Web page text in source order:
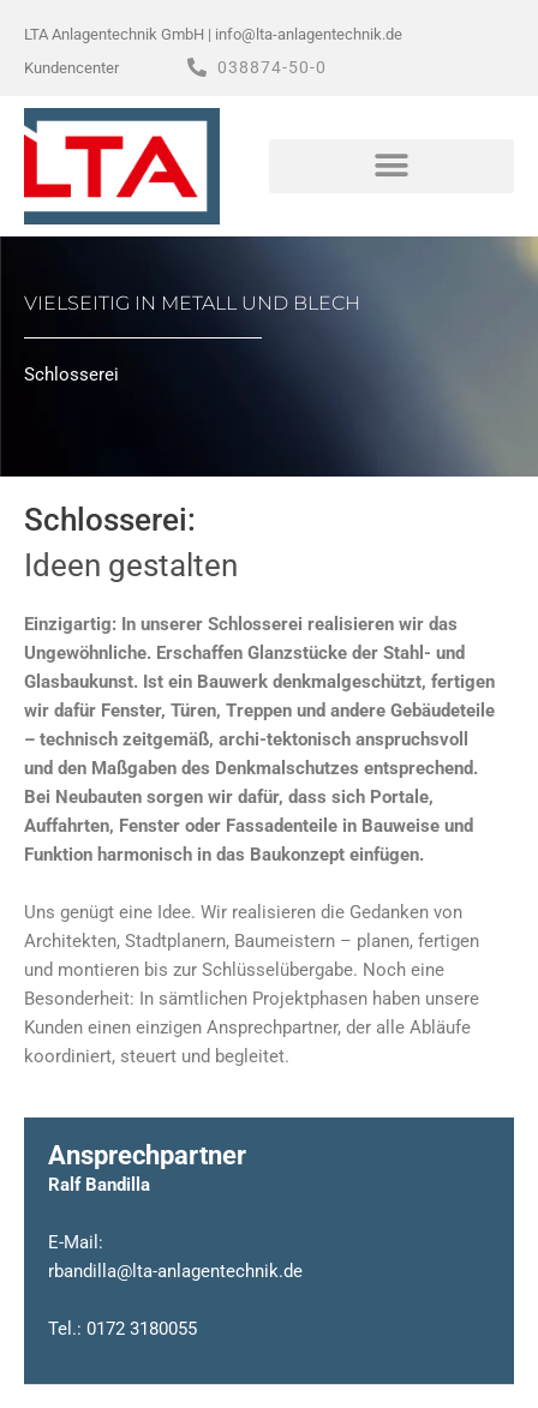
Inhalt
springen
LTA Anlagentechnik GmbH | info@lta-anlagentechnik.de
Kundencenter
038874-50-0
VIELSEITIG IN METALL UND BLECH
Schlosserei
Schlosserei:
Ideen gestalten
Einzigartig: In unserer Schlosserei realisieren wir das
Ungewöhnliche. Erschaffen Glanzstücke der Stahl- und
Glasbaukunst. Ist ein Bauwerk denkmalgeschützt, fertigen
wir dafür Fenster, Türen, Treppen und andere Gebäudeteile
– technisch zeitgemäß, archi-tektonisch anspruchsvoll
und den Maßgaben des Denkmalschutzes entsprechend.
Bei Neubauten sorgen wir dafür, dass sich Portale,
Auffahrten, Fenster oder Fassadenteile in Bauweise und
Funktion harmonisch in das Baukonzept einfügen.
Uns genügt eine Idee. Wir realisieren die Gedanken von
Architekten, Stadtplanern, Baumeistern – planen, fertigen
und montieren bis zur Schlüsselübergabe. Noch eine
Besonderheit: In sämtlichen Projektphasen haben unsere
Kunden einen einzigen Ansprechpartner, der alle Abläufe
koordiniert, steuert und begleitet.
Ansprechpartner
Ralf Bandilla
E-Mail:
rbandilla@lta-anlagentechnik.de
Tel.: 0172 3180055